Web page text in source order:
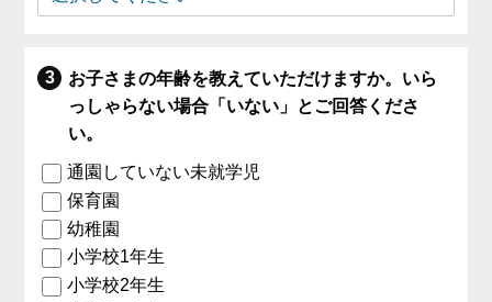
お子さまの年齢を教えていただけますか。いら
っしゃらない場合「いない」とご回答くださ
い。
通園していない未就学児
保育園
幼稚園
小学校1年生
小学校2年生